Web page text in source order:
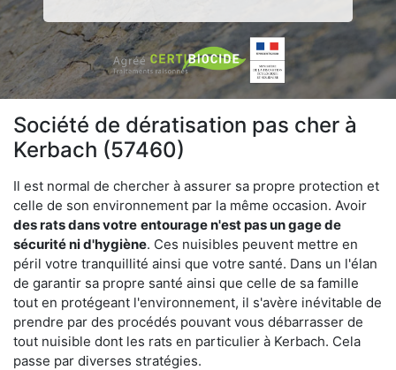
Société de dératisation pas cher à
Kerbach (57460)
Il est normal de chercher à assurer sa propre protection et
celle de son environnement par la même occasion. Avoir
des rats dans votre entourage n'est pas un gage de
sécurité ni d'hygiène. Ces nuisibles peuvent mettre en
péril votre tranquillité ainsi que votre santé. Dans un l'élan
de garantir sa propre santé ainsi que celle de sa famille
tout en protégeant l'environnement, il s'avère inévitable de
prendre par des procédés pouvant vous débarrasser de
tout nuisible dont les rats en particulier à Kerbach. Cela
passe par diverses stratégies.